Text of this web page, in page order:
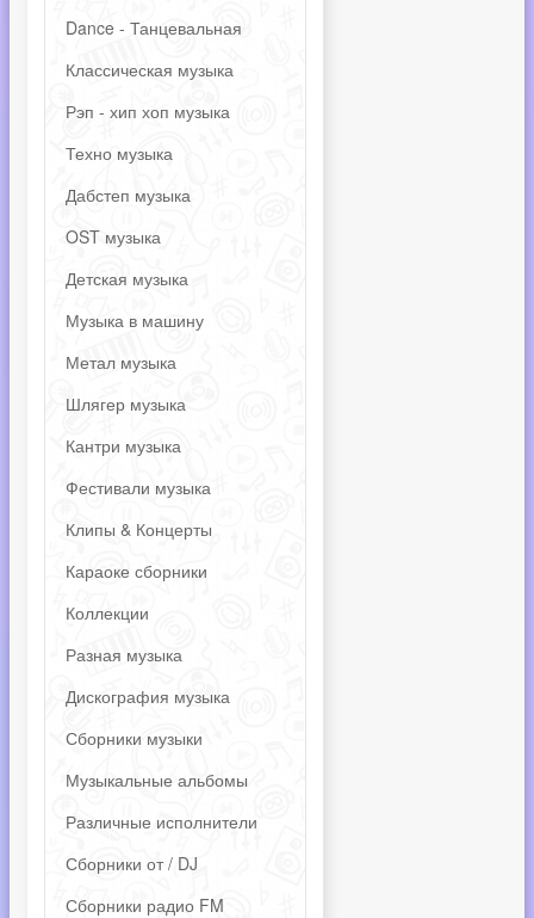
Dance - Танцевальная
Классическая музыка
Рэп - хип хоп музыка
Техно музыка
Дабстеп музыка
OST музыка
Детская музыка
Музыка в машину
Метал музыка
Шлягер музыка
Кантри музыка
Фестивали музыка
Клипы & Концерты
Караоке сборники
Коллекции
Разная музыка
Дискография музыка
Сборники музыки
Музыкальные альбомы
Различные исполнители
Сборники от / DJ
Сборники радио FM